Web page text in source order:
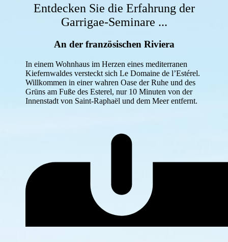
Entdecken Sie die Erfahrung der
Garrigae-Seminare ...
An der französischen Riviera
In einem Wohnhaus im Herzen eines mediterranen
Kiefernwaldes versteckt sich Le Domaine de l’Estérel.
Willkommen in einer wahren Oase der Ruhe und des
Grüns am Fuße des Esterel, nur 10 Minuten von der
Innenstadt von Saint-Raphaël und dem Meer entfernt.